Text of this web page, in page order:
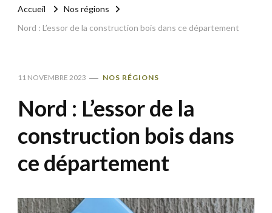
Accueil
Nos régions
Nord : L’essor de la construction bois dans ce département
11 NOVEMBRE 2023 NOS RÉGIONS
Nord : L’essor de la
construction bois dans
ce département